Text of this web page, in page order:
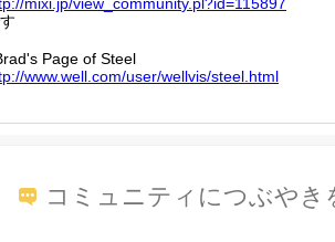
Page of Steel
www.well.com/user/wellvis/steel.html
コミュニティにつぶやき